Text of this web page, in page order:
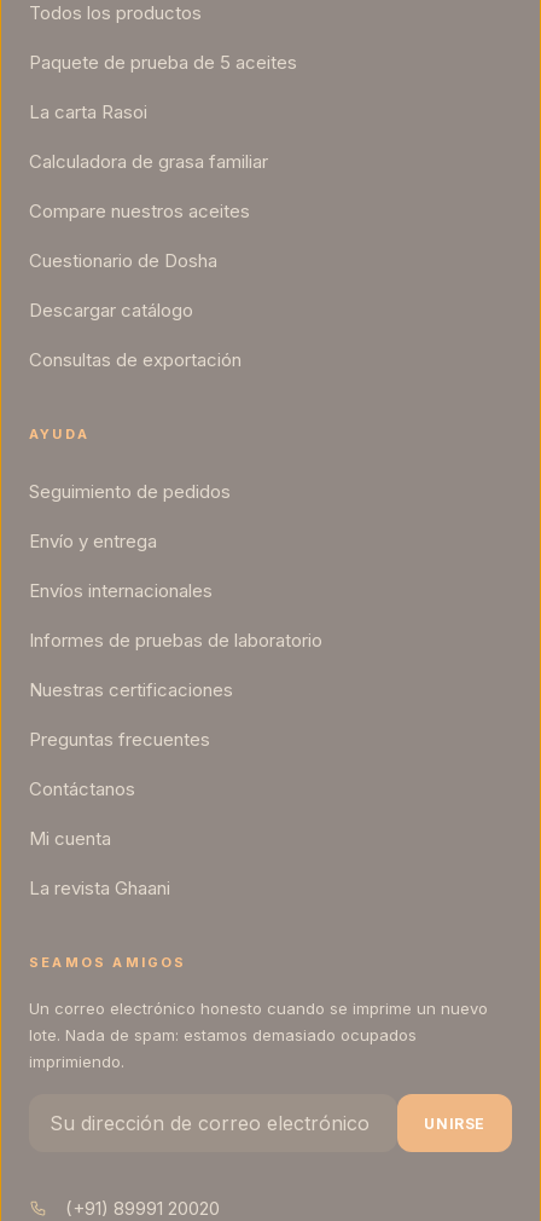
Todos los productos
Paquete de prueba de 5 aceites
La carta Rasoi
Calculadora de grasa familiar
Compare nuestros aceites
Cuestionario de Dosha
Descargar catálogo
Consultas de exportación
AYUDA
Seguimiento de pedidos
Envío y entrega
Envíos internacionales
Informes de pruebas de laboratorio
Nuestras certificaciones
Preguntas frecuentes
Contáctanos
Mi cuenta
La revista Ghaani
SEAMOS AMIGOS
Un correo electrónico honesto cuando se imprime un nuevo
lote. Nada de spam: estamos demasiado ocupados
imprimiendo.
UNIRSE
(+91) 89991 20020